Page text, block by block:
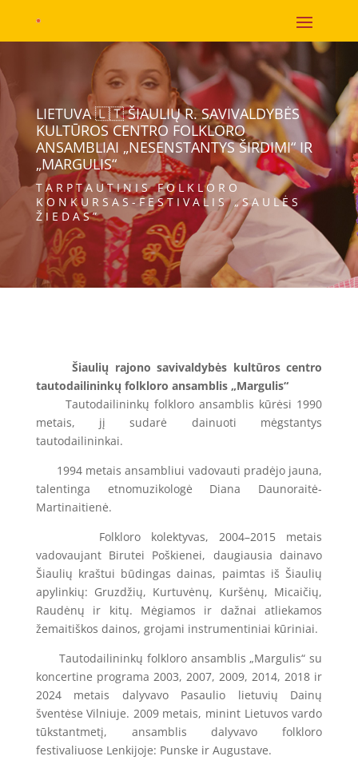
LIETUVA 🇱🇹 ŠIAULIŲ R. SAVIVALDYBĖS
KULTŪROS CENTRO FOLKLORO
ANSAMBLIAI „NESENSTANTYS ŠIRDIMI“ IR
„MARGULIS“
TARPTAUTINIS FOLKLORO
KONKURSAS-FESTIVALIS „SAULĖS
ŽIEDAS”
Šiaulių rajono savivaldybės kultūros centro
tautodailininkų folkloro ansamblis „Margulis“
Tautodailininkų folkloro ansamblis kūrėsi 1990
metais, jį sudarė dainuoti mėgstantys
tautodailininkai.
1994 metais ansambliui vadovauti pradėjo jauna,
talentinga etnomuzikologė Diana Daunoraitė-
Martinaitienė.
Folkloro kolektyvas, 2004–2015 metais
vadovaujant Birutei Poškienei, daugiausia dainavo
Šiaulių kraštui būdingas dainas, paimtas iš Šiaulių
apylinkių: Gruzdžių, Kurtuvėnų, Kuršėnų, Micaičių,
Raudėnų ir kitų. Mėgiamos ir dažnai atliekamos
žemaitiškos dainos, grojami instrumentiniai kūriniai.
Tautodailininkų folkloro ansamblis „Margulis“ su
koncertine programa 2003, 2007, 2009, 2014, 2018 ir
2024 metais dalyvavo Pasaulio lietuvių Dainų
šventėse Vilniuje. 2009 metais, minint Lietuvos vardo
tūkstantmetį, ansamblis dalyvavo folkloro
festivaliuose Lenkijoje: Punske ir Augustave.